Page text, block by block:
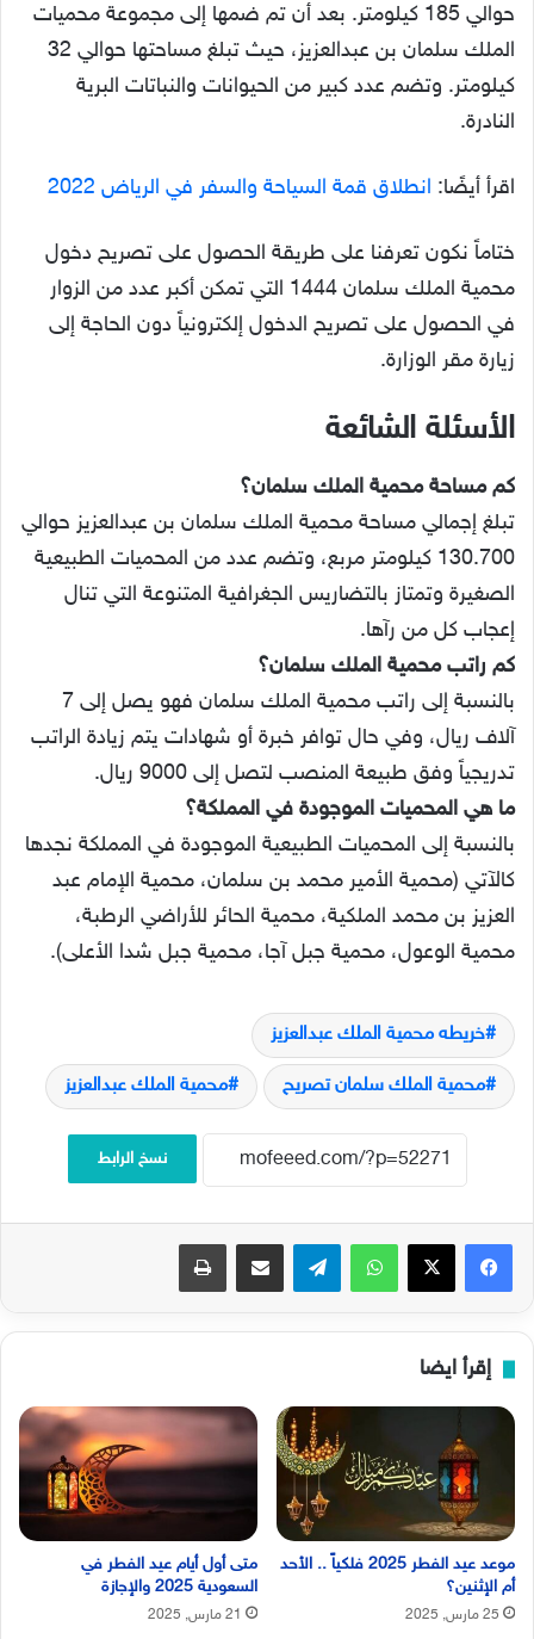
حوالي 185 كيلومتر. بعد أن تم ضمها إلى مجموعة محميات
الملك سلمان بن عبدالعزيز، حيث تبلغ مساحتها حوالي 32
كيلومتر. وتضم عدد كبير من الحيوانات والنباتات البرية
النادرة.
اقرأ أيضًا: انطلاق قمة السياحة والسفر في الرياض 2022
ختاماً نكون تعرفنا على طريقة الحصول على تصريح دخول
محمية الملك سلمان 1444 التي تمكن أكبر عدد من الزوار
في الحصول على تصريح الدخول إلكترونياً دون الحاجة إلى
زيارة مقر الوزارة.
الأسئلة الشائعة
كم مساحة محمية الملك سلمان؟
تبلغ إجمالي مساحة محمية الملك سلمان بن عبدالعزيز حوالي
130.700 كيلومتر مربع، وتضم عدد من المحميات الطبيعية
الصغيرة وتمتاز بالتضاريس الجغرافية المتنوعة التي تنال
إعجاب كل من رآها.
كم راتب محمية الملك سلمان؟
بالنسبة إلى راتب محمية الملك سلمان فهو يصل إلى 7
آلاف ريال، وفي حال توافر خبرة أو شهادات يتم زيادة الراتب
تدريجياً وفق طبيعة المنصب لتصل إلى 9000 ريال.
ما هي المحميات الموجودة في المملكة؟
بالنسبة إلى المحميات الطبيعية الموجودة في المملكة نجدها
كالآتي (محمية الأمير محمد بن سلمان، محمية الإمام عبد
العزيز بن محمد الملكية، محمية الحائر للأراضي الرطبة،
محمية الوعول، محمية جبل آجا، محمية جبل شدا الأعلى).
خريطه محمية الملك عبدالعزيز
محمية الملك سلمان تصريح محمية الملك عبدالعزيز
نسخ الرابط
فيسبوك‫X واتساب تيلقرام مشاركة عبر البريد طباعة
إقرأ ايضا
موعد عيد الفطر 2025 فلكياً .. الأحد
أم الإثنين؟
25 مارس, 2025
متى أول أيام عيد الفطر في
السعودية 2025 والإجازة
21 مارس, 2025